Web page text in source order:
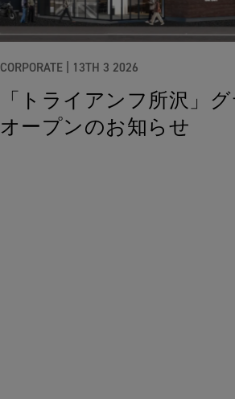
CORPORATE | 13TH 3 2026
「トライアンフ所沢」グ
オープンのお知らせ